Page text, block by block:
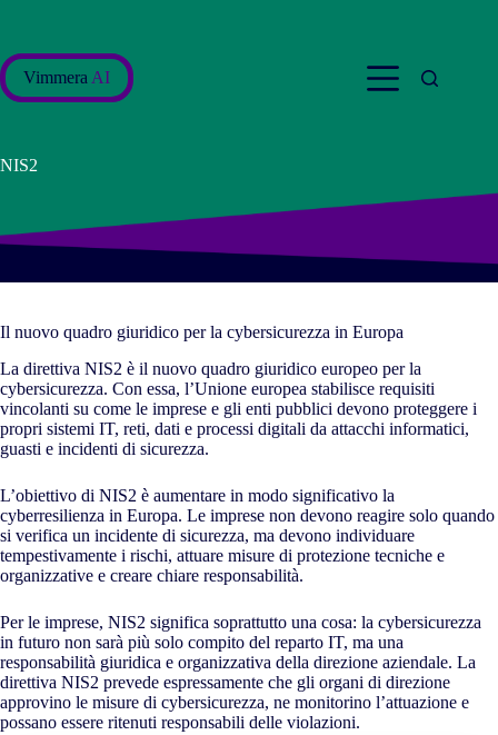
Vimmera AI
NIS2
Il nuovo quadro giuridico per la cybersicurezza in Europa
La direttiva NIS2 è il nuovo quadro giuridico europeo per la
cybersicurezza. Con essa, l’Unione europea stabilisce requisiti
vincolanti su come le imprese e gli enti pubblici devono proteggere i
propri sistemi IT, reti, dati e processi digitali da attacchi informatici,
guasti e incidenti di sicurezza.
L’obiettivo di NIS2 è aumentare in modo significativo la
cyberresilienza in Europa. Le imprese non devono reagire solo quando
si verifica un incidente di sicurezza, ma devono individuare
tempestivamente i rischi, attuare misure di protezione tecniche e
organizzative e creare chiare responsabilità.
Per le imprese, NIS2 significa soprattutto una cosa: la cybersicurezza
in futuro non sarà più solo compito del reparto IT, ma una
responsabilità giuridica e organizzativa della direzione aziendale. La
direttiva NIS2 prevede espressamente che gli organi di direzione
approvino le misure di cybersicurezza, ne monitorino l’attuazione e
possano essere ritenuti responsabili delle violazioni.